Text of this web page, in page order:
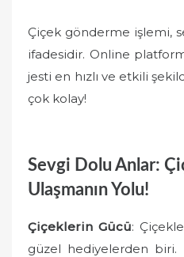
Çiçek gönderme işlemi,
ifadesidir. Online
jesti en hızlı ve etkili
çok kolay!
Sevgi Dolu Anlar:
Ulaşmanın Yolu!
Çiçeklerin Gücü:
güzel hediyelerden